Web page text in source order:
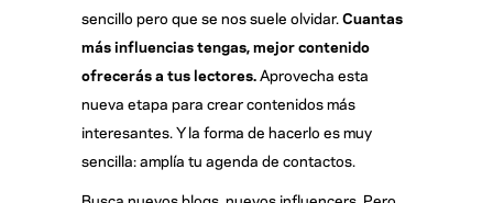
sencillo pero que se nos suele olvidar.Cuantas
más influencias tengas, mejor contenido
ofrecerás a tus lectores.Aprovecha esta
nueva etapa para crear contenidos más
interesantes. Y la forma de hacerlo es muy
sencilla: amplía tu agenda de contactos.